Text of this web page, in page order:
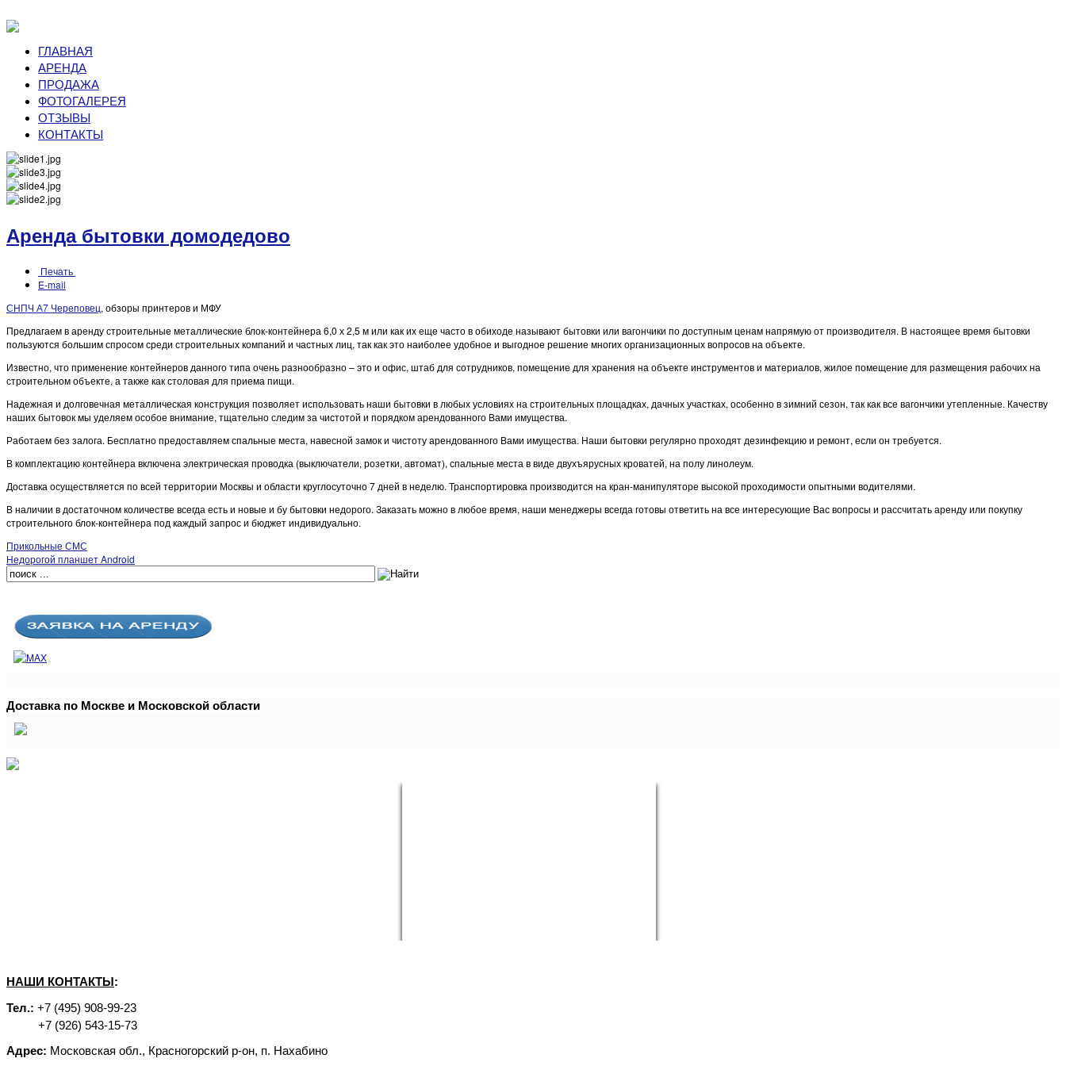
ГЛАВНАЯ
АРЕНДА
ПРОДАЖА
ФОТОГАЛЕРЕЯ
ОТЗЫВЫ
КОНТАКТЫ
Аренда бытовки домодедово
Печать
E-mail
СНПЧ А7 Череповец, обзоры принтеров и МФУ
Предлагаем в аренду строительные металлические блок-контейнера 6,0 х 2,5 м или как их еще часто в обиходе называют бытовки или вагончики по доступным ценам напрямую от производителя. В настоящее время бытовки
пользуются большим спросом среди строительных компаний и частных лиц, так как это наиболее удобное и выгодное решение многих организационных вопросов на объекте.
Известно, что применение контейнеров данного типа очень разнообразно – это и офис, штаб для сотрудников, помещение для хранения на объекте инструментов и материалов, жилое помещение для размещения рабочих на
строительном объекте, а также как столовая для приема пищи.
Надежная и долговечная металлическая конструкция позволяет использовать наши бытовки в любых условиях на строительных площадках, дачных участках, особенно в зимний сезон, так как все вагончики утепленные. Качеству
наших бытовок мы уделяем особое внимание, тщательно следим за чистотой и порядком арендованного Вами имущества.
Работаем без залога. Бесплатно предоставляем спальные места, навесной замок и чистоту арендованного Вами имущества. Наши бытовки регулярно проходят дезинфекцию и ремонт, если он требуется.
В комплектацию контейнера включена электрическая проводка (выключатели, розетки, автомат), спальные места в виде двухъярусных кроватей, на полу линолеум.
Доставка осуществляется по всей территории Москвы и области круглосуточно 7 дней в неделю. Транспортировка производится на кран-манипуляторе высокой проходимости опытными водителями.
В наличии в достаточном количестве всегда есть и новые и бу бытовки недорого. Заказать можно в любое время, наши менеджеры всегда готовы ответить на все интересующие Вас вопросы и рассчитать аренду или покупку
строительного блок-контейнера под каждый запрос и бюджет индивидуально.
Прикольные СМС
Недорогой планшет Android
Доставка по Москве и Московской области
НАШИ КОНТАКТЫ:
Тел.: +7 (495) 908-99-23
+7 (926) 543-15-73
Адрес: Московская обл., Красногорский р-он, п. Нахабино